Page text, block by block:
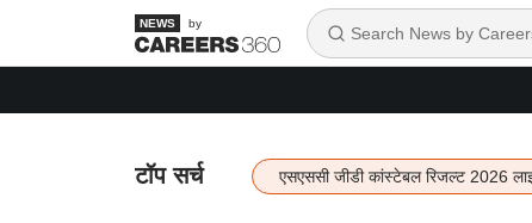
by
टॉप सर्च एसएससी जीडी कांस्टेबल रिजल्ट 2026